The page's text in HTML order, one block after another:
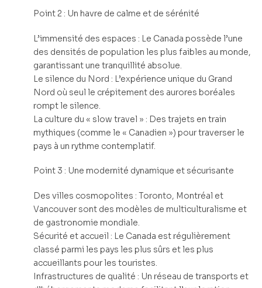
Point 2 : Un havre de calme et de sérénité
L’immensité des espaces : Le Canada possède l’une
des densités de population les plus faibles au monde,
garantissant une tranquillité absolue.
Le silence du Nord : L’expérience unique du Grand
Nord où seul le crépitement des aurores boréales
rompt le silence.
La culture du « slow travel » : Des trajets en train
mythiques (comme le « Canadien ») pour traverser le
pays à un rythme contemplatif.
Point 3 : Une modernité dynamique et sécurisante
Des villes cosmopolites : Toronto, Montréal et
Vancouver sont des modèles de multiculturalisme et
de gastronomie mondiale.
Sécurité et accueil : Le Canada est régulièrement
classé parmi les pays les plus sûrs et les plus
accueillants pour les touristes.
Infrastructures de qualité : Un réseau de transports et